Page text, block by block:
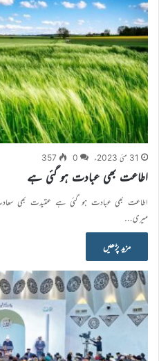
31 مئی 2023ء 0
357
اطاعت بھی عبادت ہو گئی ہے
اطاعت بھی عبادت ہو گئی ہے عقیدت بھی
میری…
مزید پڑھیں